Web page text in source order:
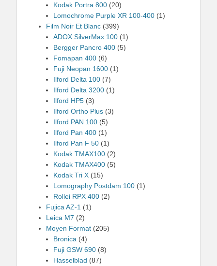
Kodak Portra 800 (20)
Lomochrome Purple XR 100-400 (1)
Film Noir Et Blanc (399)
ADOX SilverMax 100 (1)
Bergger Pancro 400 (5)
Fomapan 400 (6)
Fuji Neopan 1600 (1)
Ilford Delta 100 (7)
Ilford Delta 3200 (1)
Ilford HP5 (3)
Ilford Ortho Plus (3)
Ilford PAN 100 (5)
Ilford Pan 400 (1)
Ilford Pan F 50 (1)
Kodak TMAX100 (2)
Kodak TMAX400 (5)
Kodak Tri X (15)
Lomography Postdam 100 (1)
Rollei RPX 400 (2)
Fujica AZ-1 (1)
Leica M7 (2)
Moyen Format (205)
Bronica (4)
Fuji GSW 690 (8)
Hasselblad (87)